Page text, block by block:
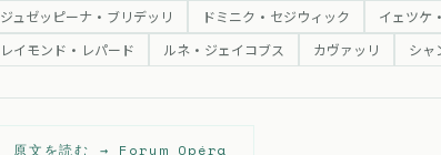
ジュゼッピーナ・ブリデッリ ドミニク・セジウィック イェツケ
レイモンド・レパード ルネ・ジェイコブス カヴァッリ シャ
原文を読む → Forum Opéra